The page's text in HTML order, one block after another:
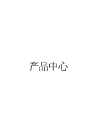
产品中心